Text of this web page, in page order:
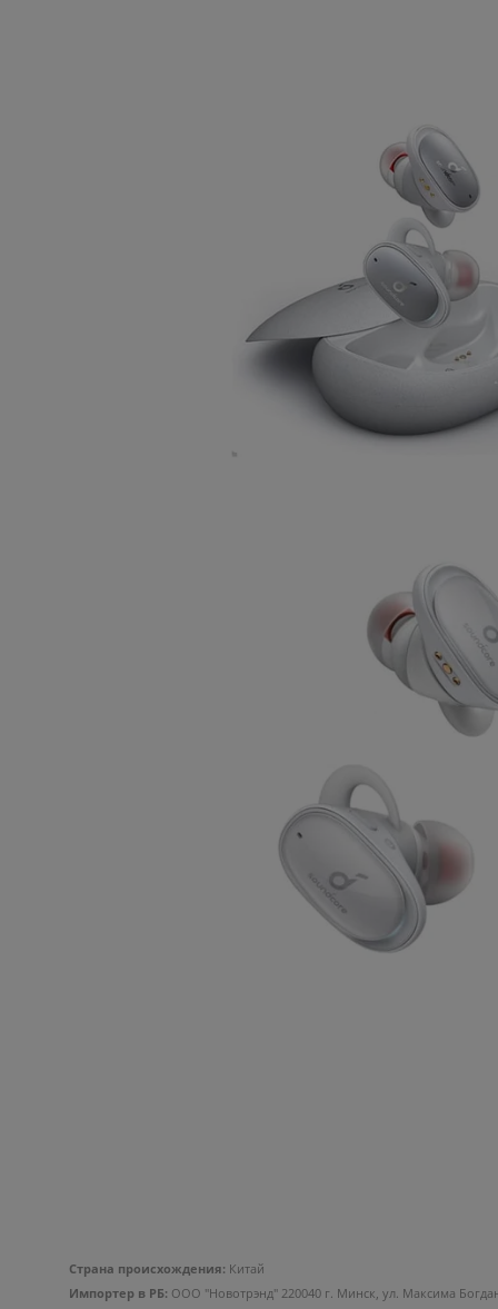
Страна происхождения: Китай
Импортер в РБ: ООО "Новотрэнд" 220040 г. Минск, ул. Максима